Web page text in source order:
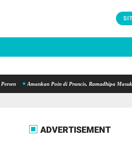
Amankan Poin di Prancis, Ramadhipa Masuk 5
ADVERTISEMENT